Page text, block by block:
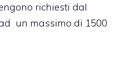
richiesti dal
un massimo di 1500